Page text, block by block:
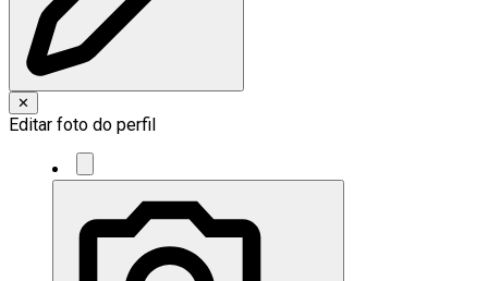
✕
Editar foto do perfil